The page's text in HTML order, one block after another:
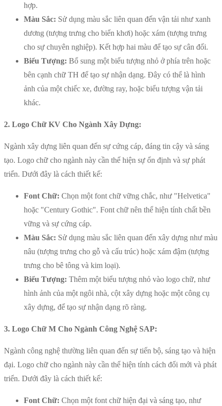
hợp.
Màu Sắc: Sử dụng màu sắc liên quan đến vận tải như xanh
dương (tượng trưng cho biển khơi) hoặc xám (tượng trưng
cho sự chuyên nghiệp). Kết hợp hai màu để tạo sự cân đối.
Biểu Tượng: Bổ sung một biểu tượng nhỏ ở phía trên hoặc
bên cạnh chữ TH để tạo sự nhận dạng. Đây có thể là hình
ảnh của một chiếc xe, đường ray, hoặc biểu tượng vận tải
khác.
2. Logo Chữ KV Cho Ngành Xây Dựng:
Ngành xây dựng liên quan đến sự cứng cáp, đáng tin cậy và sáng
tạo. Logo chữ cho ngành này cần thể hiện sự ổn định và sự phát
triển. Dưới đây là cách thiết kế:
Font Chữ: Chọn một font chữ vững chắc, như "Helvetica"
hoặc "Century Gothic". Font chữ nên thể hiện tính chất bền
vững và sự cứng cáp.
Màu Sắc: Sử dụng màu sắc liên quan đến xây dựng như màu
nâu (tượng trưng cho gỗ và cấu trúc) hoặc xám đậm (tượng
trưng cho bê tông và kim loại).
Biểu Tượng: Thêm một biểu tượng nhỏ vào logo chữ, như
hình ảnh của một ngôi nhà, cột xây dựng hoặc một công cụ
xây dựng, để tạo sự nhận dạng rõ ràng.
3. Logo Chữ M Cho Ngành Công Nghệ SAP:
Ngành công nghệ thường liên quan đến sự tiến bộ, sáng tạo và hiện
đại. Logo chữ cho ngành này cần thể hiện tính cách đổi mới và phát
triển. Dưới đây là cách thiết kế:
Font Chữ: Chọn một font chữ hiện đại và sáng tạo, như